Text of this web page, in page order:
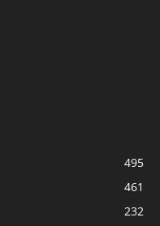
495
461
232